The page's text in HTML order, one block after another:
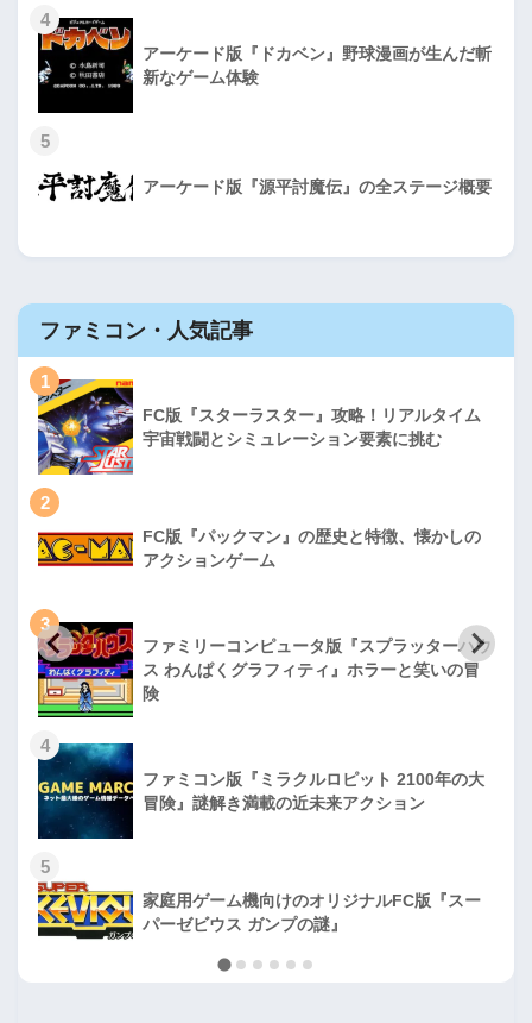
4
アーケード版『ドカベン』野球漫画が生んだ斬
新なゲーム体験
5
アーケード版『源平討魔伝』の全ステージ概要
ファミコン・人気記事
1
FC版『スターラスター』攻略！リアルタイム
宇宙戦闘とシミュレーション要素に挑む
2
FC版『パックマン』の歴史と特徴、懐かしの
アクションゲーム
3
ファミリーコンピュータ版『スプラッターハウ
ス わんぱくグラフィティ』ホラーと笑いの冒
険
4
ファミコン版『ミラクルロピット 2100年の大
冒険』謎解き満載の近未来アクション
5
家庭用ゲーム機向けのオリジナルFC版『スー
パーゼビウス ガンプの謎』